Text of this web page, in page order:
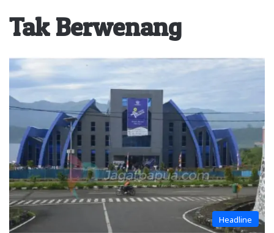
Tak Berwenang
Headline